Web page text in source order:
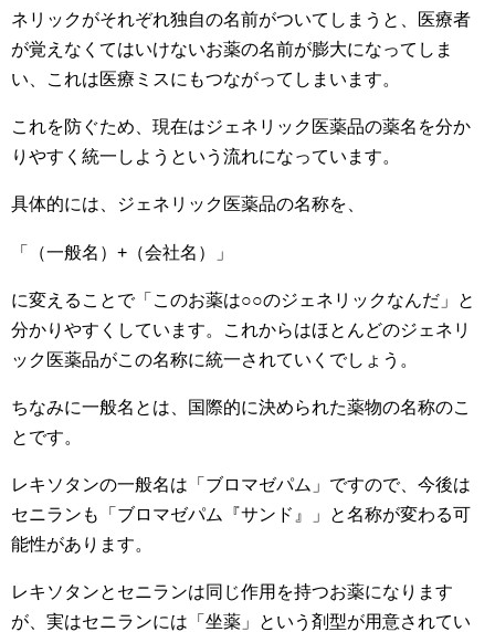
ネリックがそれぞれ独自の名前がついてしまうと、医療者
が覚えなくてはいけないお薬の名前が膨大になってしま
い、これは医療ミスにもつながってしまいます。
これを防ぐため、現在はジェネリック医薬品の薬名を分か
りやすく統一しようという流れになっています。
具体的には、ジェネリック医薬品の名称を、
「（一般名）+（会社名）」
に変えることで「このお薬は○○のジェネリックなんだ」と
分かりやすくしています。これからはほとんどのジェネリ
ック医薬品がこの名称に統一されていくでしょう。
ちなみに一般名とは、国際的に決められた薬物の名称のこ
とです。
レキソタンの一般名は「ブロマゼパム」ですので、今後は
セニランも「ブロマゼパム『サンド』」と名称が変わる可
能性があります。
レキソタンとセニランは同じ作用を持つお薬になります
が、実はセニランには「坐薬」という剤型が用意されてい